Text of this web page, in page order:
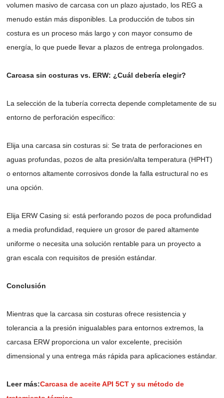
volumen masivo de carcasa con un plazo ajustado, los REG a
menudo están más disponibles. La producción de tubos sin
costura es un proceso más largo y con mayor consumo de
energía, lo que puede llevar a plazos de entrega prolongados.
Carcasa sin costuras vs. ERW: ¿Cuál debería elegir?
La selección de la tubería correcta depende completamente de su
entorno de perforación específico:
Elija una carcasa sin costuras si: Se trata de perforaciones en
aguas profundas, pozos de alta presión/alta temperatura (HPHT)
o entornos altamente corrosivos donde la falla estructural no es
una opción.
Elija ERW Casing si: está perforando pozos de poca profundidad
a media profundidad, requiere un grosor de pared altamente
uniforme o necesita una solución rentable para un proyecto a
gran escala con requisitos de presión estándar.
Conclusión
Mientras que la carcasa sin costuras ofrece resistencia y
tolerancia a la presión inigualables para entornos extremos, la
carcasa ERW proporciona un valor excelente, precisión
dimensional y una entrega más rápida para aplicaciones estándar.
Leer más:Carcasa de aceite API 5CT y su método de